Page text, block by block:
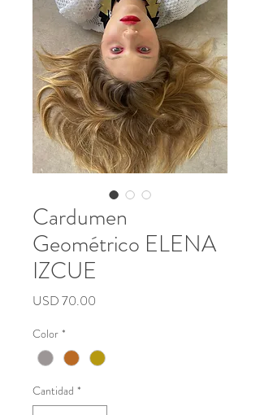
CONTACT
Cardumen
Geométrico ELENA
IZCUE
USD 70.00
Color *
Cantidad *